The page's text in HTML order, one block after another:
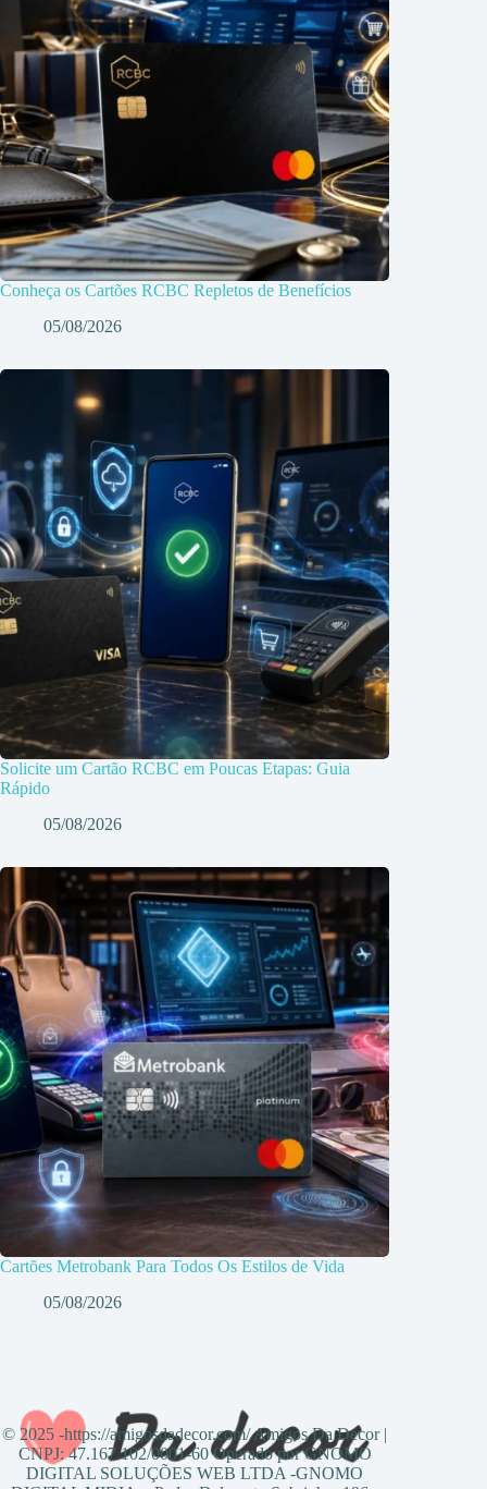
Conheça os Cartões RCBC Repletos de Benefícios
05/08/2026
Solicite um Cartão RCBC em Poucas Etapas: Guia
Rápido
05/08/2026
Cartões Metrobank Para Todos Os Estilos de Vida
05/08/2026
© 2025 -https://amigosdadecor.com/ Amigos Da Decor |
CNPJ: 47.167.102/0001-60 Operado por GNOMO
DIGITAL SOLUÇÕES WEB LTDA -GNOMO